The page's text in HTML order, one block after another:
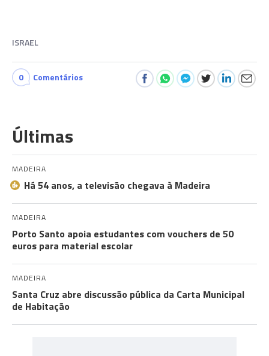
ISRAEL
0 Comentários
Últimas
MADEIRA
Há 54 anos, a televisão chegava à Madeira
MADEIRA
Porto Santo apoia estudantes com vouchers de 50
euros para material escolar
MADEIRA
Santa Cruz abre discussão pública da Carta Municipal
de Habitação